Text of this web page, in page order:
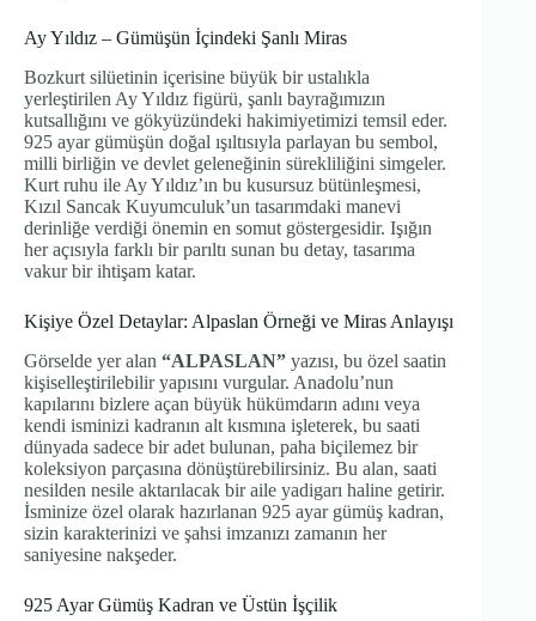
Ay Yıldız – Gümüşün İçindeki Şanlı Miras
Bozkurt silüetinin içerisine büyük bir ustalıkla
yerleştirilen Ay Yıldız figürü, şanlı bayrağımızın
kutsallığını ve gökyüzündeki hakimiyetimizi temsil eder.
925 ayar gümüşün doğal ışıltısıyla parlayan bu sembol,
milli birliğin ve devlet geleneğinin sürekliliğini simgeler.
Kurt ruhu ile Ay Yıldız’ın bu kusursuz bütünleşmesi,
Kızıl Sancak Kuyumculuk’un tasarımdaki manevi
derinliğe verdiği önemin en somut göstergesidir. Işığın
her açısıyla farklı bir parıltı sunan bu detay, tasarıma
vakur bir ihtişam katar.
Kişiye Özel Detaylar: Alpaslan Örneği ve Miras Anlayışı
Görselde yer alan “ALPASLAN” yazısı, bu özel saatin
kişiselleştirilebilir yapısını vurgular. Anadolu’nun
kapılarını bizlere açan büyük hükümdarın adını veya
kendi isminizi kadranın alt kısmına işleterek, bu saati
dünyada sadece bir adet bulunan, paha biçilemez bir
koleksiyon parçasına dönüştürebilirsiniz. Bu alan, saati
nesilden nesile aktarılacak bir aile yadigarı haline getirir.
İsminize özel olarak hazırlanan 925 ayar gümüş kadran,
sizin karakterinizi ve şahsi imzanızı zamanın her
saniyesine nakşeder.
925 Ayar Gümüş Kadran ve Üstün İşçilik